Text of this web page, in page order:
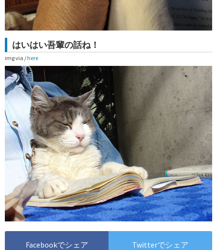
はいはい吾輩の話ね！
img via / here
Facebookでシェア Twitterでシェア